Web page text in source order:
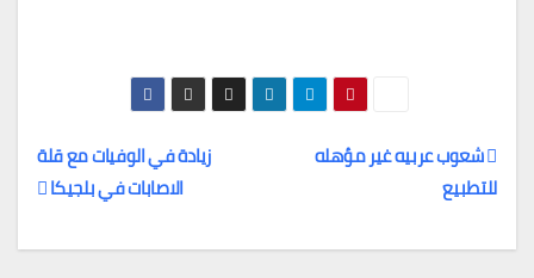
تصفّح
المقالات
زيادة في الوفيات مع قلة
الاصابات في بلجيكا
شعوب عربيه غير مؤهله
للتطبيع